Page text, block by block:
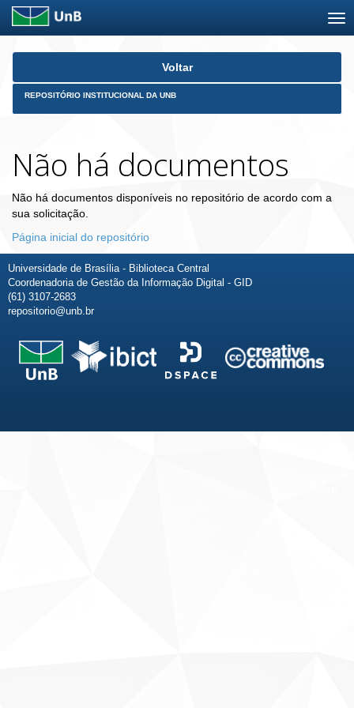
Skip
Voltar
REPOSITÓRIO INSTITUCIONAL DA UNB
Não há documentos
Não há documentos disponíveis no repositório de acordo com a
sua solicitação.
Página inicial do repositório
Universidade de Brasília - Biblioteca Central
Coordenadoria de Gestão da Informação Digital - GID
(61) 3107-2683
repositorio@unb.br